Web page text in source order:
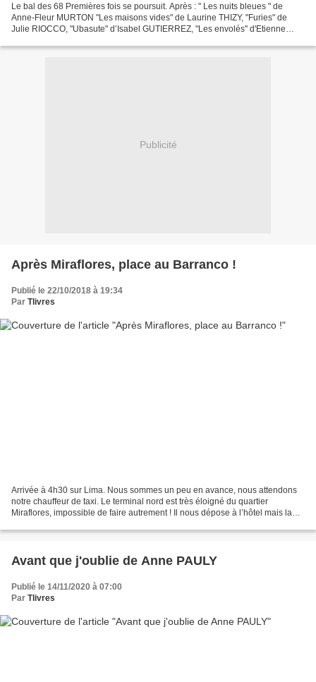
Le bal des 68 Premières fois se poursuit. Après : " Les nuits bleues " de
Anne-Fleur MURTON "Les maisons vides" de Laurine THIZY, "Furies" de
Julie RIOCCO, "Ubasute" d’Isabel GUTIERREZ, "Les envolés" d'Etienne
Publicité
Après Miraflores, place au Barranco !
Publié le 22/10/2018 à 19:34
Par Tlivres
Arrivée à 4h30 sur Lima. Nous sommes un peu en avance, nous attendons
notre chauffeur de taxi. Le terminal nord est très éloigné du quartier
Miraflores, impossible de faire autrement ! Il nous dépose à l’hôtel mais la
Avant que j'oublie de Anne PAULY
Publié le 14/11/2020 à 07:00
Par Tlivres